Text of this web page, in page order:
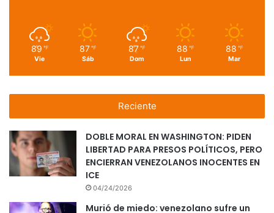
89 ℉
Vie
87 ℉
Sáb
87 ℉
Dom
88 ℉
Lun
88 ℉
Mar
Reciente
DOBLE MORAL EN WASHINGTON: PIDEN
LIBERTAD PARA PRESOS POLÍTICOS, PERO
ENCIERRAN VENEZOLANOS INOCENTES EN
ICE
04/24/2026
Murió de miedo: venezolano sufre un